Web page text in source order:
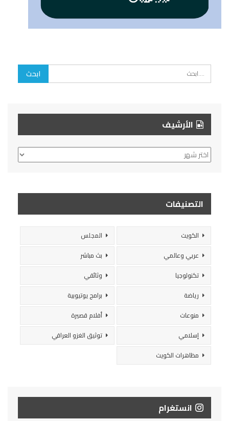
الأرشيف
الأرشيف
التصنيفات
الكويت
المجلس
عربي وعالمي
بث مباشر
تكنولوجيا
وثائقي
رياضة
برامج يوتيوبية
منوعات
أفلام قصيرة
إسلامي
توثيق الغزو العراقي
مظاهرات الكويت
انستغرام